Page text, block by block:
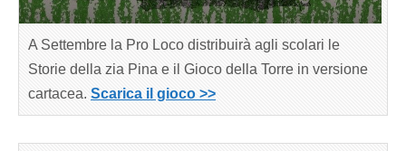
A Settembre la Pro Loco distribuirà agli scolari le
Storie della zia Pina e il Gioco della Torre in versione
cartacea. Scarica il gioco >>